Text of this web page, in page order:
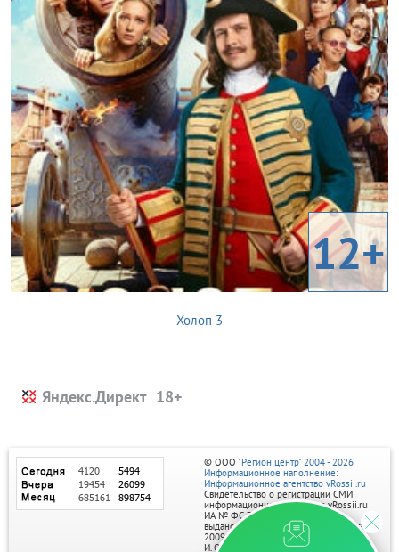
12+
Холоп 3
Яндекс.Директ
© ООО "Регион центр" 2004 - 2026
Информационное наполнение:
Информационное агентство vRossii.ru
Свидетельство о регистрации СМИ
информационного агентства vRossii.ru
ИА № ФС 77‑35502
выдано РОСКОМНАДЗОРом 04 марта
2009г.
И. О. Главного редактора Нарыков А. Н.